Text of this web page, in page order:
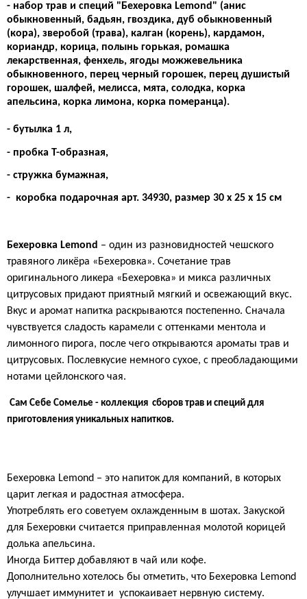
- набор трав и специй "Бехеровка Lemond" (анис
обыкновенный, бадьян, гвоздика, дуб обыкновенный
(кора), зверобой (трава), калган (корень), кардамон,
кориандр, корица, полынь горькая, ромашка
лекарственная, фенхель, ягоды можжевельника
обыкновенного, перец черный горошек, перец душистый
горошек, шалфей, мелисса, мята, солодка, корка
апельсина, корка лимона, корка померанца).
- бутылка 1 л,
- пробка Т-образная,
- стружка бумажная,
- коробка подарочная арт. 34930, размер 30 х 25 х 15 см
Бехеровка Lemond – один из разновидностей чешского
травяного ликёра «Бехеровка». Сочетание трав
оригинального ликера «Бехеровка» и микса различных
цитрусовых придают приятный мягкий и освежающий вкус.
Вкус и аромат напитка раскрываются постепенно. Сначала
чувствуется сладость карамели с оттенками ментола и
лимонного пирога, после чего открываются ароматы трав и
цитрусовых. Послевкусие немного сухое, с преобладающими
нотами цейлонского чая.
Сам Себе Сомелье - коллекция сборов трав и специй для
приготовления уникальных напитков.
Бехеровка Lemond – это напиток для компаний, в которых
царит легкая и радостная атмосфера.
Употреблять его советуем охлажденным в шотах. Закуской
для Бехеровки считается приправленная молотой корицей
долька апельсина.
Иногда Биттер добавляют в чай или кофе.
Дополнительно хотелось бы отметить, что Бехеровка Lemond
улучшает иммунитет и успокаивает нервную систему.